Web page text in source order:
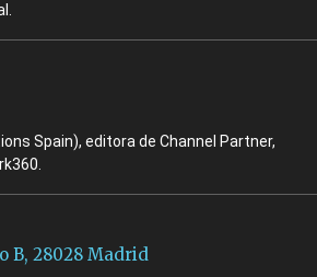
Spain), editora de Channel Partner,
B, 28028 Madrid